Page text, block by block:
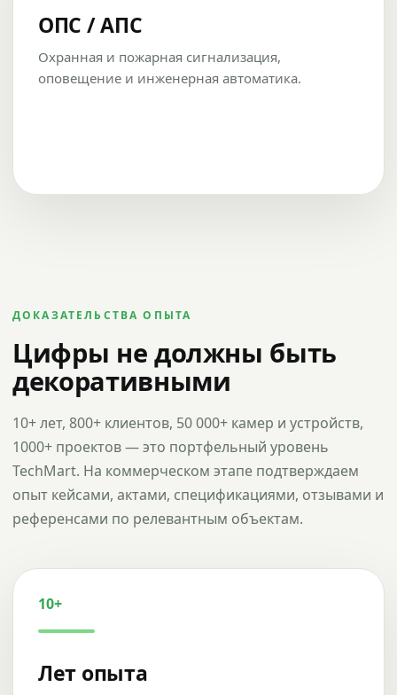
ОПС / АПС
Охранная и пожарная сигнализация,
оповещение и инженерная автоматика.
ДОКАЗАТЕЛЬСТВА ОПЫТА
Цифры не должны быть
декоративными
10+ лет, 800+ клиентов, 50 000+ камер и устройств,
1000+ проектов — это портфельный уровень
TechMart. На коммерческом этапе подтверждаем
опыт кейсами, актами, спецификациями, отзывами и
референсами по релевантным объектам.
10+
Лет опыта